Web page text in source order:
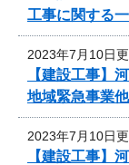
工事に関する
2023年7月10日
【建設工事】
地域緊急事業
2023年7月10日
【建設工事】